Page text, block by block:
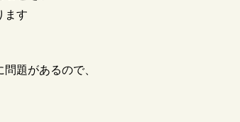
ます
題があるので、